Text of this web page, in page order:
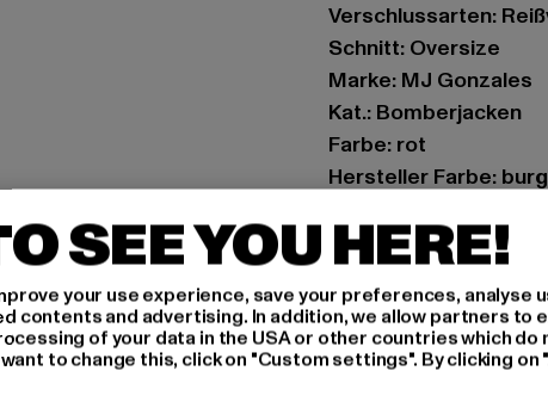
Verschlussarten:
Schnitt: Oversize
Marke: MJ Gonzales
Kat.: Bomberjacken
Farbe: rot
Hersteller Farbe:
Art.Nr: MJG11735-
Hersteller: TB
Dr.-Robert-Murjahn-
SEE YOU HERE!
your use experience, save your preferences, analyse
contents and advertising. In addition, we allow partners to
of your data in the USA or other countries which do
to change this, click on "Custom settings". By clicking